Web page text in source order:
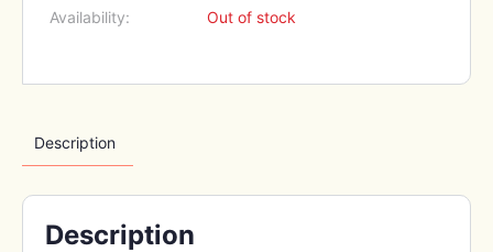
Availability:
Out of stock
Description
Description